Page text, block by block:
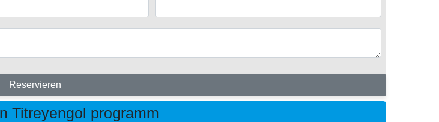
Reservieren
Titreyengol programm